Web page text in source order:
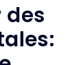
des